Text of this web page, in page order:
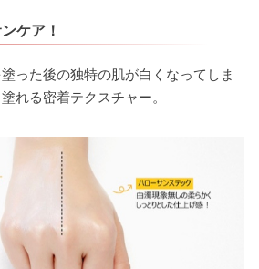
ケア！
った後の独特の肌が白くなってしま
れる密着テクスチャー。